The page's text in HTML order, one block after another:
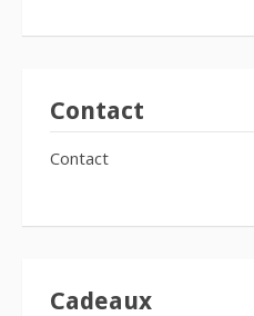
Contact
Contact
Cadeaux